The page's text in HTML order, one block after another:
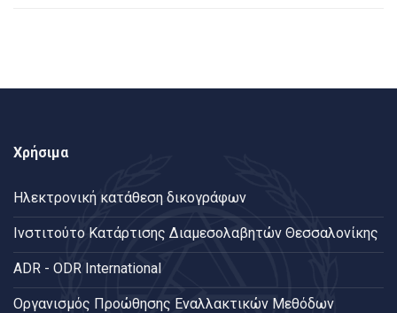
Χρήσιμα
Ηλεκτρονική κατάθεση δικογράφων
Ινστιτούτο Κατάρτισης Διαμεσολαβητών Θεσσαλονίκης
ADR - ODR International
Oργανισμός Προώθησης Εναλλακτικών Μεθόδων